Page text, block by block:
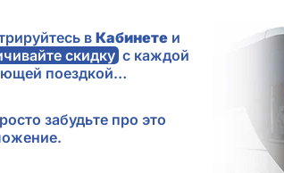
вКабинете и
скидкус каждой
поездкой…
забудьте про это